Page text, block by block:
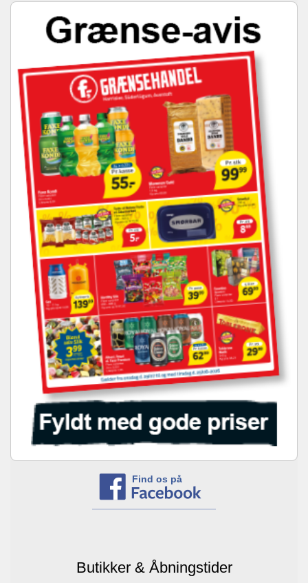
Find os på
Butikker & Åbningstider